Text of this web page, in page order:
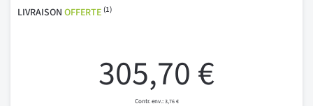
LIVRAISON OFFERTE (1)
305,70 €
3,76 €